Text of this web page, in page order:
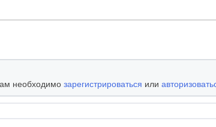
необходимо зарегистрироваться или